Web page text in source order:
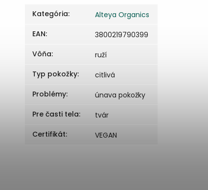
Kategória:
Alteya Organics
EAN:
3800219790399
Vôňa:
ruží
Typ pokožky:
citlivá
Problémy:
únava pokožky
Pre časti tela:
tvár
Certifikát: VEGAN